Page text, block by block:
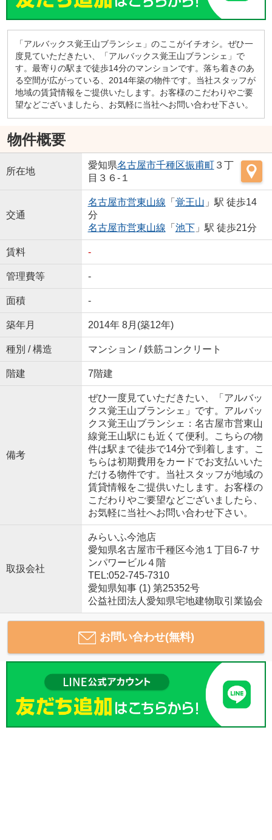
「アルバックス覚王山ブランシェ」のここがイチオシ。ぜひ一
度見ていただきたい、「アルバックス覚王山ブランシェ」で
す。最寄りの駅まで徒歩14分のマンションです。落ち着きのあ
る空間が広がっている、2014年築の物件です。当社スタッフが
地域の賃貸情報をご提供いたします。お客様のこだわりやご要
望などございましたら、お気軽に当社へお問い合わせ下さい。
物件概要
所在地
愛知県名古屋市千種区振甫町３丁
目３６-１
交通
名古屋市営東山線 「 覚王山 」駅 徒歩14
分
名古屋市営東山線 「 池下」駅 徒歩21分
賃料 -
管理費等 -
面積 -
築年月 2014年 8月(築12年)
種別 / 構造 マンション / 鉄筋コンクリート
階建 7階建
備考
ぜひ一度見ていただきたい、「アルバッ
クス覚王山ブランシェ」です。アルバッ
クス覚王山ブランシェ：名古屋市営東山
線覚王山駅にも近くて便利。こちらの物
件は駅まで徒歩で14分で到着します。こ
ちらは初期費用をカードでお支払いいた
だける物件です。当社スタッフが地域の
賃貸情報をご提供いたします。お客様の
こだわりやご要望などございましたら、
お気軽に当社へお問い合わせ下さい。
取扱会社
みらいふ今池店
愛知県名古屋市千種区今池１丁目6-7 サ
ンパワービル４階
TEL:052-745-7310
愛知県知事 (1) 第25352号
公益社団法人愛知県宅地建物取引業協会
お問い合わせ(無料)